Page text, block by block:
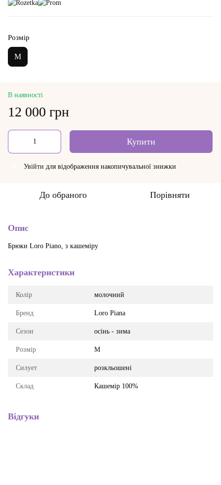
Розмір
M
В наявності
12 000 грн
Купити
Увійти для відображення накопичувальної знижки
До обраного Порівняти
Опис
Брюки Loro Piano, з кашеміру
Характеристики
Колір молочний
Бренд Loro Piana
Сезон осінь - зима
Розмір M
Силует розкльошені
Склад Кашемір 100%
Відгуки